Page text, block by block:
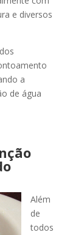
e diversos
a
de água
Além
de
todos